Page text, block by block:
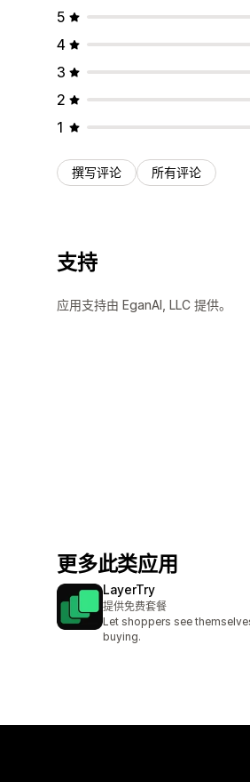
5
4
3
2
1
撰写评论 所有评论
支持
应用支持由 EganAI, LLC 提供。
更多此类应用
LayerTry
提供免费套餐
Let shoppers see
buying.